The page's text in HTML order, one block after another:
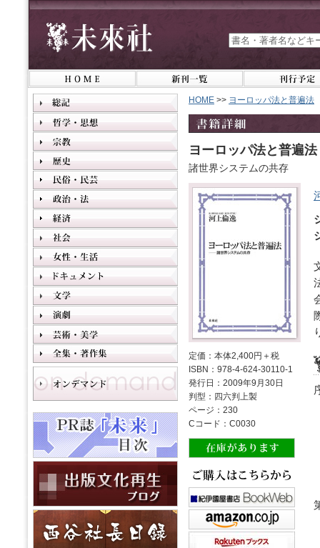
HOME >> ヨーロッパ法と普遍法
ヨーロッパ法と普遍法
諸世界システムの共存
定価：本体2,400円＋税
ISBN：978-4-624-30110-1
発行日：2009年9月30日
判型：四六判上製
ページ：230
Cコード：C0030